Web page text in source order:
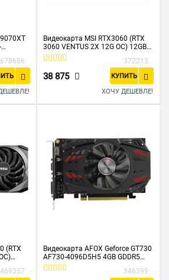
3Fan
678686
Видеокарта MSI RTX3060 (RTX
3060 VENTUS 2X 12G OC) 12GB
GDDR6
372213
38 875 КУПИТЬ
ХОЧУ ДЕШЕВЛЕ!
(RTX
469357
Видеокарта AFOX Geforce GT730
AF730-4096D5H5 4GB GDDR5
128Bit DVI HDMI VGA ATX Single
346399